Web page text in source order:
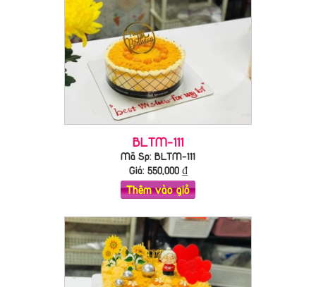
BLTM-111
Mã Sp: BLTM-111
Giá: 550,000₫
Thêm vào giỏ